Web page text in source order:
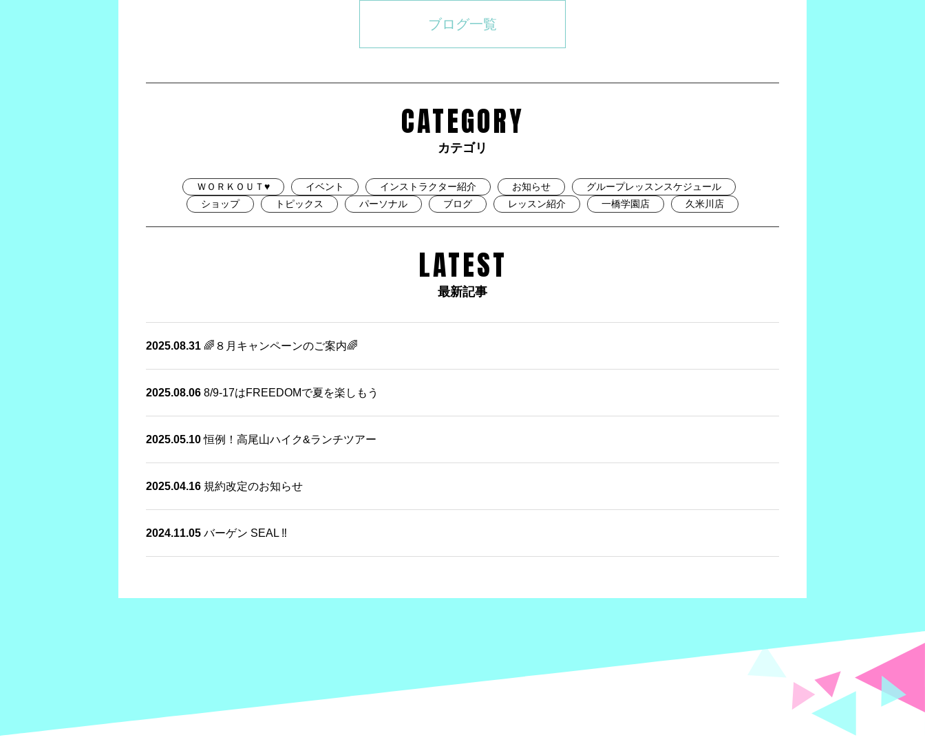
ブログ一覧
CATEGORY
カテゴリ
ＷＯＲＫＯＵＴ♥ イベント インストラクター紹介 お知らせ
グループレッスンスケジュール
ショップ
トピックス パーソナル ブログ レッスン紹介 一橋学園店 久米川店
LATEST
最新記事
2025.08.31 🌈８月キャンペーンのご案内🌈
2025.08.06 8/9-17はFREEDOMで夏を楽しもう
2025.05.10恒例！高尾山ハイク&ランチツアー
2025.04.16 規約改定のお知らせ
2024.11.05 バーゲン SEAL ‼